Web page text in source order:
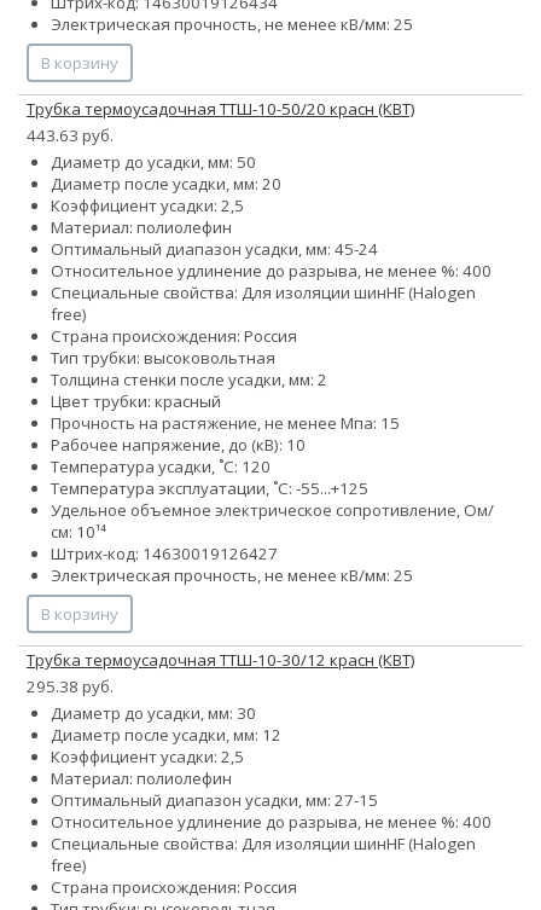
Электрическая прочность, не менее кВ/мм: 25
В корзину
Трубка термоусадочная ТТШ-10-50/20 красн (КВТ)
443.63 руб.
Диаметр до усадки, мм: 50
Диаметр после усадки, мм: 20
Коэффициент усадки: 2,5
Материал: полиолефин
Оптимальный диапазон усадки, мм: 45-24
Относительное удлинение до разрыва, не менее %: 400
Специальные свойства: Для изоляции шинHF (Halogen
free)
Страна происхождения: Россия
Тип трубки: высоковольтная
Толщина стенки после усадки, мм: 2
Цвет трубки: красный
Прочность на растяжение, не менее Мпа: 15
Рабочее напряжение, до (кВ): 10
Температура усадки, ˚С: 120
Температура эксплуатации, ˚С: -55...+125
Удельное объемное электрическое сопротивление, Ом/
см: 10¹⁴
Штрих-код: 14630019126427
Электрическая прочность, не менее кВ/мм: 25
В корзину
Трубка термоусадочная ТТШ-10-30/12 красн (КВТ)
295.38 руб.
Диаметр до усадки, мм: 30
Диаметр после усадки, мм: 12
Коэффициент усадки: 2,5
Материал: полиолефин
Оптимальный диапазон усадки, мм: 27-15
Относительное удлинение до разрыва, не менее %: 400
Специальные свойства: Для изоляции шинHF (Halogen
free)
Страна происхождения: Россия